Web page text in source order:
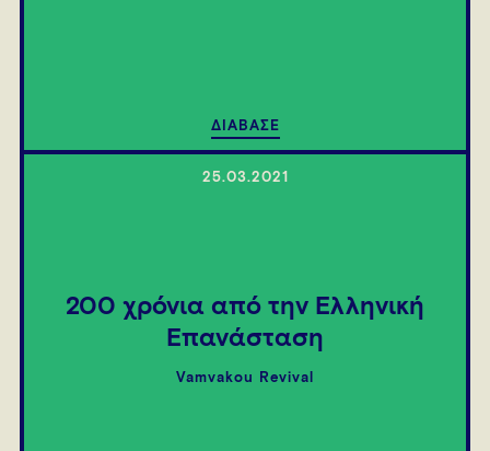
ΔΙΑΒΑΣΕ
25.03.2021
200 χρόνια από την Ελληνική
Επανάσταση
Vamvakou Revival